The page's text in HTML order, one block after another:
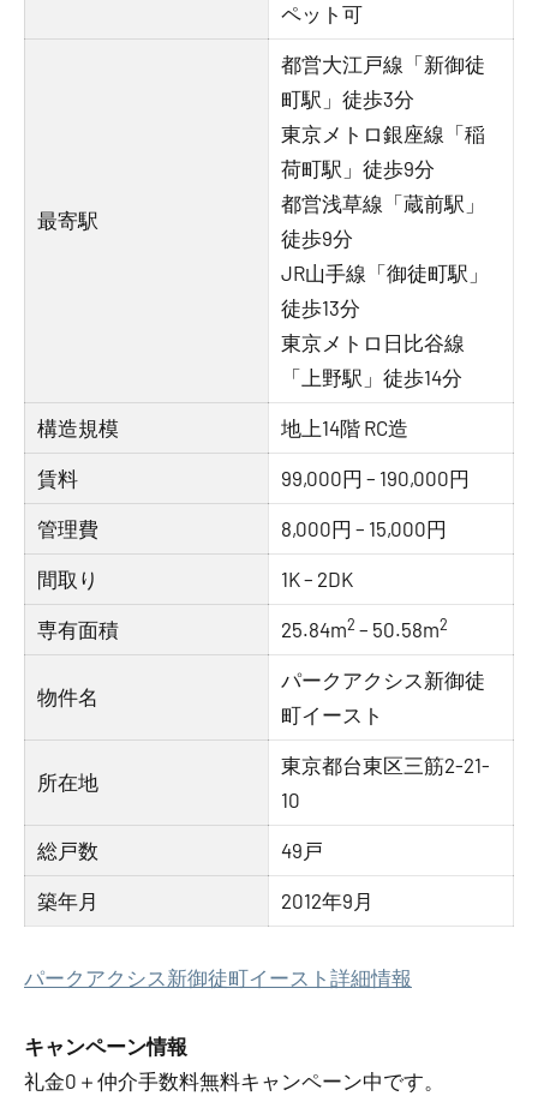
ペット可
最寄駅
都営大江戸線「新御徒
町駅」徒歩3分
東京メトロ銀座線「稲
荷町駅」徒歩9分
都営浅草線「蔵前駅」
徒歩9分
JR山手線「御徒町駅」
徒歩13分
東京メトロ日比谷線
「上野駅」徒歩14分
構造規模 地上14階 RC造
賃料 99,000円 – 190,000円
管理費 8,000円 – 15,000円
間取り 1K – 2DK
専有面積 25.84m2 – 50.58m2
物件名
パークアクシス新御徒
町イースト
所在地
東京都台東区三筋2-21-
10
総戸数 49戸
築年月 2012年9月
パークアクシス新御徒町イースト詳細情報
キャンペーン情報
礼金0 ＋ 仲介手数料無料キャンペーン中です。